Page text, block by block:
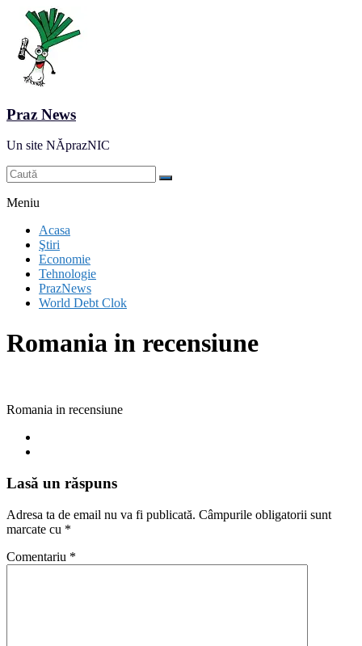
Praz News
Un site NĂprazNIC
Meniu
Acasa
Ştiri
Economie
Tehnologie
PrazNews
World Debt Clok
Romania in recensiune
Romania in recensiune
Lasă un răspuns
Adresa ta de email nu va fi publicată. Câmpurile obligatorii sunt
marcate cu *
Comentariu *